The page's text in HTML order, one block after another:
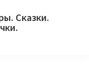
Сказки.